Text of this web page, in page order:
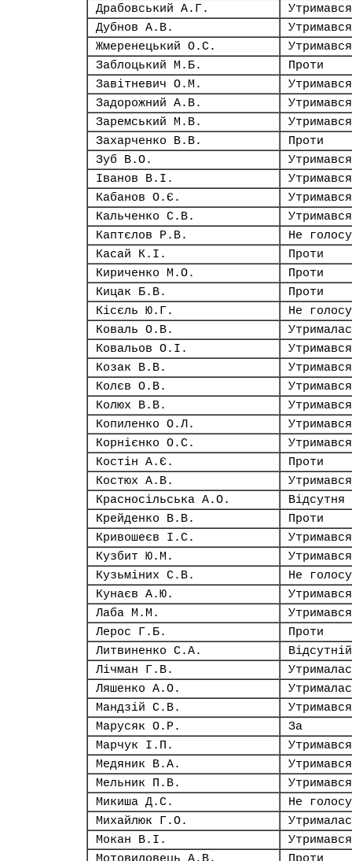
Драбовський А.Г.
Утримався
Дубнов А.В.
Утримався
Жмеренецький О.С.
Утримався
Заблоцький М.Б.
Проти
Завітневич О.М.
Утримався
Задорожний А.В.
Утримався
Заремський М.В.
Утримався
Захарченко В.В.
Проти
Зуб В.О.
Утримався
Іванов В.І.
Утримався
Кабанов О.Є.
Утримався
Кальченко С.В.
Утримався
Каптєлов Р.В.
Не
Касай К.І.
Проти
Кириченко М.О.
Проти
Кицак Б.В.
Проти
Кісєль Ю.Г.
Не
Коваль О.В.
Ковальов О.І.
Утримався
Козак В.В.
Утримався
Колєв О.В.
Утримався
Колюх В.В.
Утримався
Копиленко О.Л.
Утримався
Корнієнко О.С.
Утримався
Костін А.Є.
Проти
Костюх А.В.
Утримався
Красносільська А.О.
Відсутня
Крейденко В.В.
Проти
Кривошеєв І.С.
Утримався
Кузбит Ю.М.
Утримався
Кузьміних С.В.
Не
Кунаєв А.Ю.
Утримався
Лаба М.М.
Утримався
Лерос Г.Б.
Проти
Литвиненко С.А.
Відсутній
Лічман Г.В.
Ляшенко А.О.
Мандзій С.В.
Утримався
Марусяк О.Р.
За
Марчук І.П.
Утримався
Медяник В.А.
Утримався
Мельник П.В.
Утримався
Микиша Д.С.
Не
Михайлюк Г.О.
Мокан В.І.
Утримався